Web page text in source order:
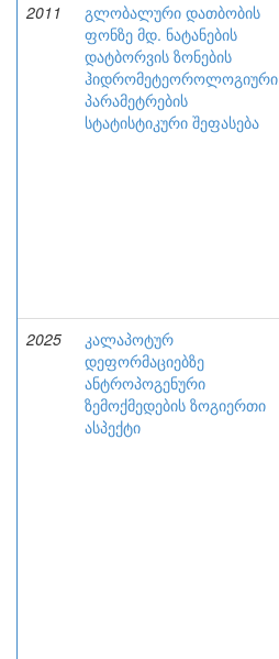
2011
გლობალური დათბობის
ფონზე მდ. ნატანების
დატბორვის ზონების
ჰიდრომეტეოროლოგიური
პარამეტრების
სტატისტიკური შეფასება
2025
კალაპოტურ
დეფორმაციებზე
ანტროპოგენური
ზემოქმედების ზოგიერთი
ასპექტი